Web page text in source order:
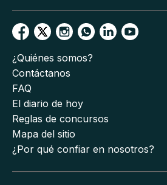
¿Quiénes somos?
Contáctanos
FAQ
El diario de hoy
Reglas de concursos
Mapa del sitio
¿Por qué confiar en nosotros?